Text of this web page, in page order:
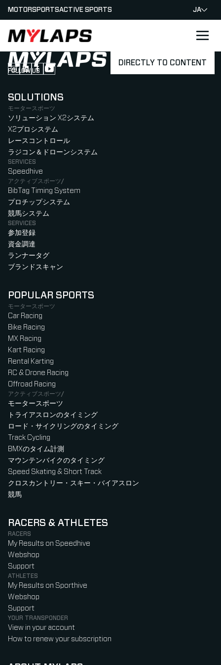
DIRECTLY TO CONTENT
LOGO MYLAPS - JAPAN
MOTORSPORTSACTIVE SPORTS JA
FOLLOW US
Follow us on Instagram (Opens in new tab)
Follow us on LinkedIn (Opens in new tab)
Follow us on Facebook (Opens in new tab)
Follow us on YouTube (Opens in new tab)
SOLUTIONS
モータースポーツ
ソリューション X2システム
X2プロシステム
レースコントロール
ラジコン＆ドローンシステム
SERVICES
Speedhive
アクティブスポーツ/
BibTag Timing System
プロチップシステム
競馬システム
SERVICES
参加登録
資金調達
ランナータグ
ブランドスキャン
POPULAR SPORTS
モータースポーツ
Car Racing
Bike Racing
MX Racing
Kart Racing
Rental Karting
RC & Drone Racing
Offroad Racing
アクティブスポーツ/
モータースポーツ
トライアスロンのタイミング
ロード・サイクリングのタイミング
Track Cycling
BMXのタイム計測
マウンテンバイクのタイミング
Speed Skating & Short Track
クロスカントリー・スキー・バイアスロン
競馬
RACERS & ATHLETES
RACERS
My Results on Speedhive
Webshop
Support
ATHLETES
My Results on Sporthive
Webshop
Support
YOUR TRANSPONDER
View in your account
How to renew your subscription